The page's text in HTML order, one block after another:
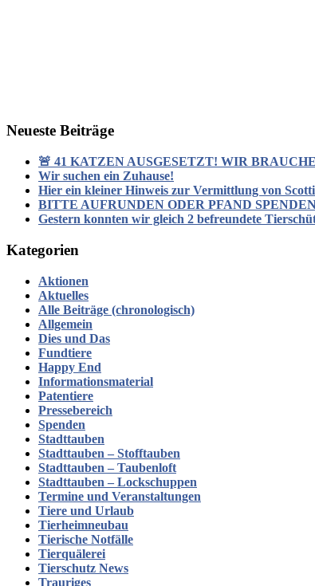
Neueste Beiträge
🚨 41 KATZEN AUSGESETZT! WIR
Wir suchen ein Zuhause!
Hier ein kleiner Hinweis zur Vermittlung von
BITTE AUFRUNDEN ODER PFAND
Gestern konnten wir gleich 2 befreundete
Kategorien
Aktionen
Aktuelles
Alle Beiträge (chronologisch)
Allgemein
Dies und Das
Fundtiere
Happy End
Informationsmaterial
Patentiere
Pressebereich
Spenden
Stadttauben
Stadttauben – Stofftauben
Stadttauben – Taubenloft
Stadttauben – Lockschuppen
Termine und Veranstaltungen
Tiere und Urlaub
Tierheimneubau
Tierische Notfälle
Tierquälerei
Tierschutz News
Trauriges